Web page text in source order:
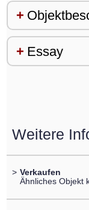
Essay
Weitere
> Verkaufen
Ähnliches Objekt